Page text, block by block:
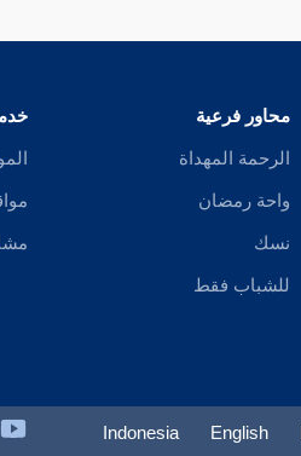
محاور فرعية
الرحمة المهداة
واحة رمضان
نسك
للشباب فقط
English
Indonesia